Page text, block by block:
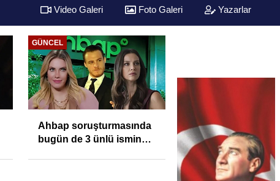
Video Galeri Foto Galeri Yazarlar
GÜNCEL
Ahbap soruşturmasında
bugün de 3 ünlü ismin